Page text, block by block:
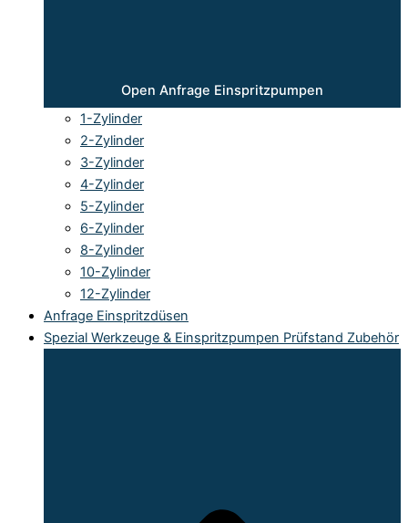
Open Anfrage Einspritzpumpen
1-Zylinder
2-Zylinder
3-Zylinder
4-Zylinder
5-Zylinder
6-Zylinder
8-Zylinder
10-Zylinder
12-Zylinder
Anfrage Einspritzdüsen
Spezial Werkzeuge & Einspritzpumpen Prüfstand Zubehör